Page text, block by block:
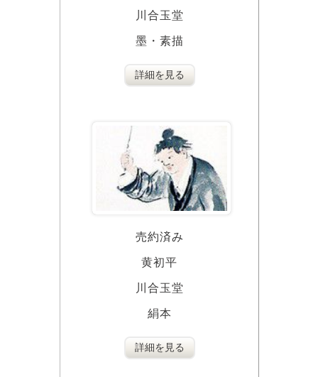
川合玉堂
墨・素描
詳細を見る
売約済み
黄初平
川合玉堂
絹本
詳細を見る